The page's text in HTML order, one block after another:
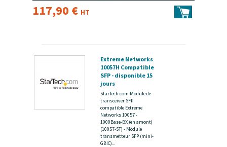
117,90 € HT
Extreme Networks
10057H Compatible
SFP - disponible 15
jours
StarTech.com Module de
transceiver SFP
compatible Extreme
Networks 10057 -
1000Base-BX (en amont)
(10057-ST) - Module
transmetteur SFP (mini-
GBIC)...